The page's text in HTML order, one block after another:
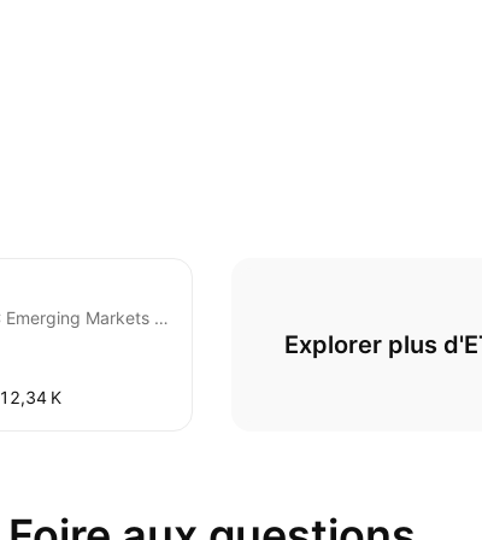
Avantis CIBC Emerging Markets Equity ETF Trust Unit
‪12,34 K‬
Explorer plus